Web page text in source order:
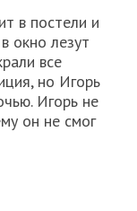
в постели и
окно лезут
все
но Игорь
Игорь не
он не смог